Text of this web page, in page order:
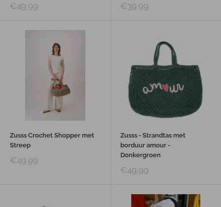
€49,99 €39,99
Zusss Crochet Shopper met
Streep
€49,99
Zusss - Strandtas met
borduur amour -
Donkergroen
€49,99